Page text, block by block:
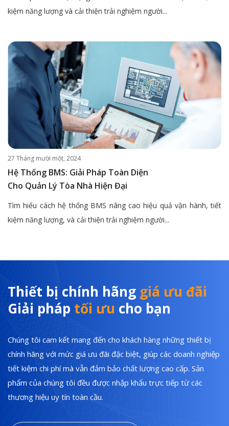
kiệm năng lượng và cải thiện trải nghiệm người...
27 Tháng mười một, 2024
Hệ Thống BMS: Giải Pháp Toàn Diện
Cho Quản Lý Tòa Nhà Hiện Đại
Tìm hiểu cách hệ thống BMS nâng cao hiệu quả vận hành, tiết
kiệm năng lượng, và cải thiện trải nghiệm người...
Thiết bị chính hãng giá ưu đãi
Giải pháp tối ưu cho bạn
Chúng tôi cam kết mang đến cho khách hàng những thiết bị
chính hãng với mức giá ưu đãi đặc biệt, giúp các doanh nghiệp
tiết kiệm chi phí mà vẫn đảm bảo chất lượng cao cấp. Sản
phẩm của chúng tôi đều được nhập khẩu trực tiếp từ các
thương hiệu uy tín toàn cầu.